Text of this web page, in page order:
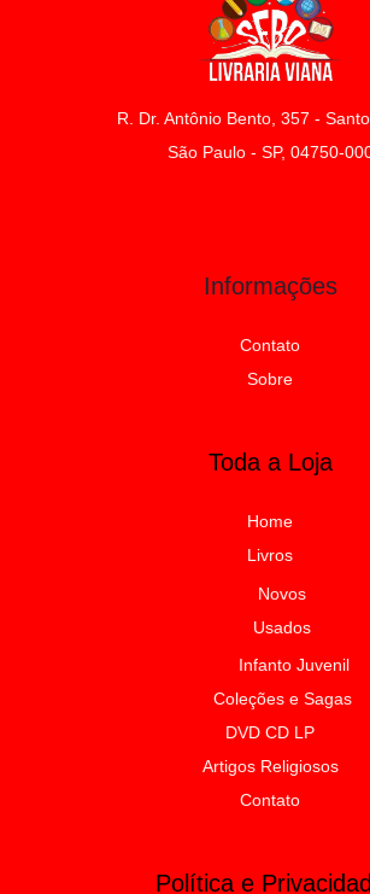
R. Dr. Antônio Bento, 357 -
São Paulo - SP, 04750-
Informações
Contato
Sobre
Toda a Loja
Home
Livros
Novos
Usados
Infanto Juvenil
Coleções e Sagas
DVD CD LP
Artigos Religiosos
Contato
Política e